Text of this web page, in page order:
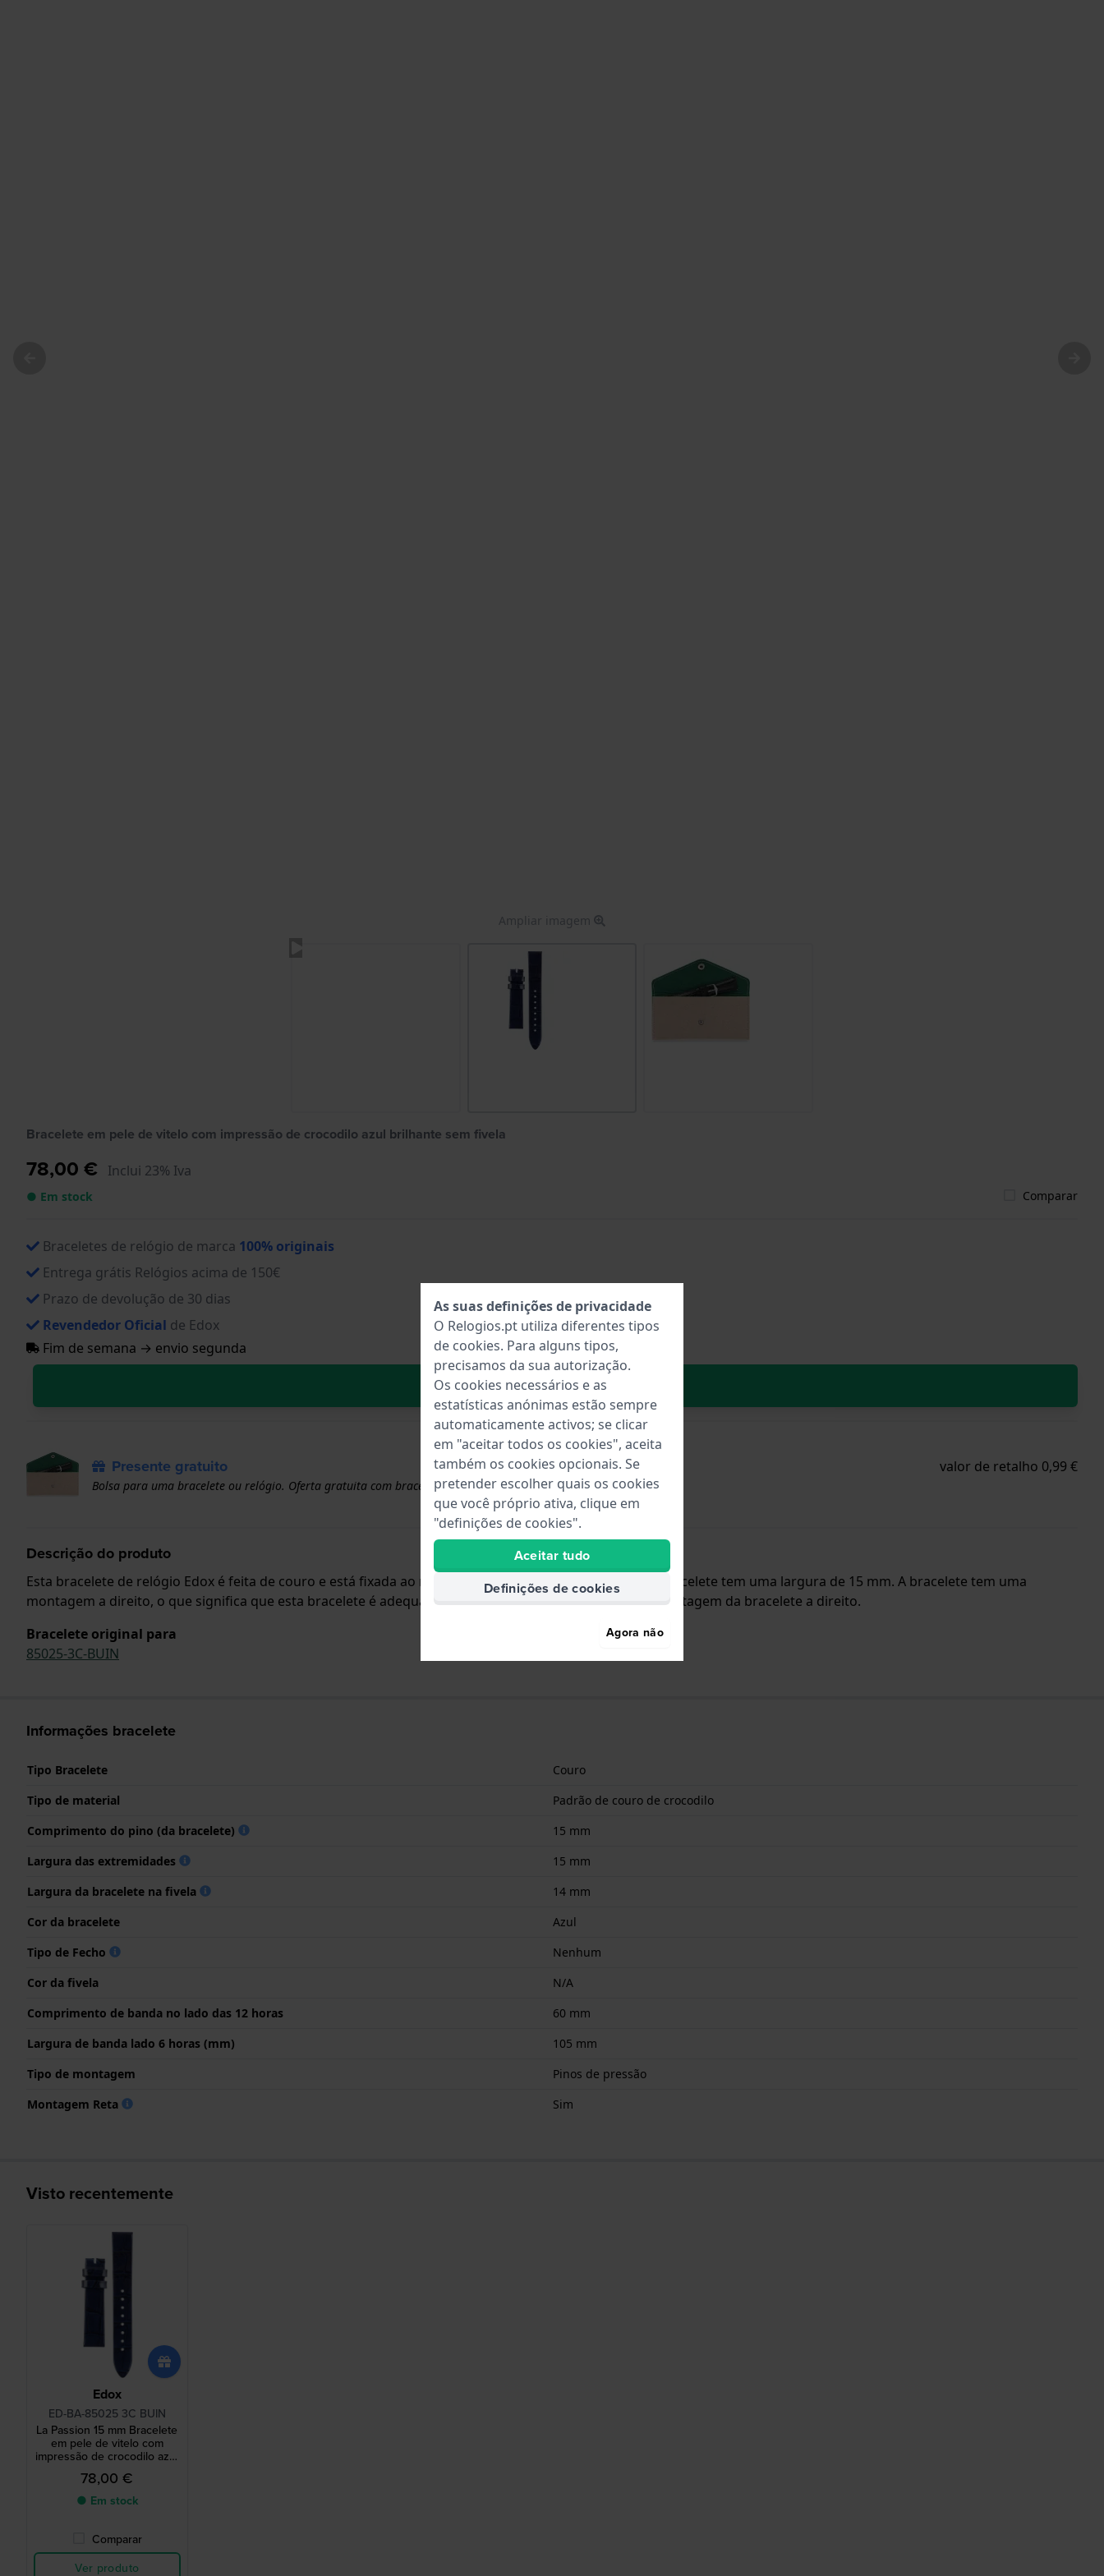
Ampliar imagem
Bracelete em pele de vitelo com impressão de crocodilo azul brilhante sem fivela
78,00 € Inclui 23% Iva
● Em stock Comparar
Braceletes de relógio de marca 100% originais
Entrega grátis Relógios acima de 150€
Prazo de devolução de 30 dias
Revendedor Oficial de Edox
Fim de semana → envio segunda
No carrinho
Presente gratuito valor de retalho 0,99 €
Bolsa para uma bracelete ou relógio. Oferta gratuita com braceletes superiores a 50 euros
Descrição do produto
Esta bracelete de relógio Edox é feita de couro e está fixada ao relógio através de pinos de pressão. A bracelete tem uma largura de 15 mm. A bracelete tem uma
montagem a direito, o que significa que esta bracelete é adequada para todos os relógios Edox com montagem da bracelete a direito.
Bracelete original para
85025-3C-BUIN
Informações bracelete
Tipo Bracelete
Couro
Tipo de material
Padrão de couro de crocodilo
Comprimento do pino (da bracelete)
15 mm
Largura das extremidades
15 mm
Largura da bracelete na fivela
14 mm
Cor da bracelete
Azul
Tipo de Fecho
Nenhum
Cor da fivela
N/A
Comprimento de banda no lado das 12 horas
60 mm
Largura de banda lado 6 horas (mm)
105 mm
Tipo de montagem
Pinos de pressão
Montagem Reta
Sim
Visto recentemente
Edox
ED-BA-85025 3C BUIN
La Passion 15 mm Bracelete
em pele de vitelo com
impressão de crocodilo azul
brilhante sem fivela
78,00 €
● Em stock
Comparar
Ver produto
As suas definições de privacidade
O Relogios.pt utiliza diferentes tipos
de cookies. Para alguns tipos,
precisamos da sua autorização.
Os cookies necessários e as
estatísticas anónimas estão sempre
automaticamente activos; se clicar
em "aceitar todos os cookies", aceita
também os cookies opcionais. Se
pretender escolher quais os cookies
que você próprio ativa, clique em
"definições de cookies".
Aceitar tudo
Definições de cookies
Agora não